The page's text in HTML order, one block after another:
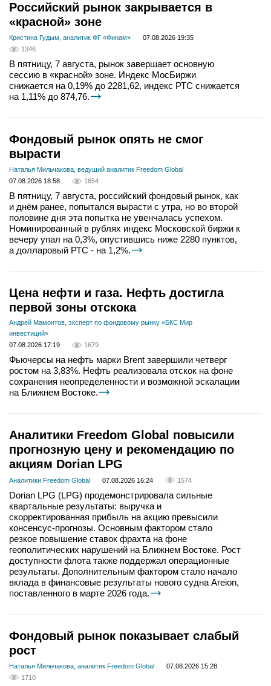
Российский рынок закрывается в
«красной» зоне
Кристина Гудым, аналитик ФГ «Финам»
07.08.2026 19:35
1346
В пятницу, 7 августа, рынок завершает основную
сессию в «красной» зоне. Индекс МосБиржи
снижается на 0,19% до 2281,62, индекс РТС снижается
на 1,11% до 874,76.
Фондовый рынок опять не смог
вырасти
Наталья Мильчакова, ведущий аналитик Freedom Global
07.08.2026 18:58
1654
В пятницу, 7 августа, российский фондовый рынок, как
и днём ранее, попытался вырасти с утра, но во второй
половине дня эта попытка не увенчалась успехом.
Номинированный в рублях индекс Московской биржи к
вечеру упал на 0,3%, опустившись ниже 2280 пунктов,
а долларовый РТС - на 1,2%.
Цена нефти и газа. Нефть достигла
первой зоны отскока
Андрей Мамонтов, эксперт по фондовому рынку «БКС Мир
инвестиций»
07.08.2026 17:19
1679
Фьючерсы на нефть марки Brent завершили четверг
ростом на 3,83%. Нефть реализовала отскок на фоне
сохранения неопределенности и возможной эскалации
на Ближнем Востоке.
Аналитики Freedom Global повысили
прогнозную цену и рекомендацию по
акциям Dorian LPG
Аналитики Freedom Global 07.08.2026 16:24 1574
Dorian LPG (LPG) продемонстрировала сильные
квартальные результаты: выручка и
скорректированная прибыль на акцию превысили
консенсус-прогнозы. Основным фактором стало
резкое повышение ставок фрахта на фоне
геополитических нарушений на Ближнем Востоке. Рост
доступности флота также поддержал операционные
результаты. Дополнительным фактором стало начало
вклада в финансовые результаты нового судна Areion,
поставленного в марте 2026 года.
Фондовый рынок показывает слабый
рост
Наталья Мильчакова, аналитик Freedom Global
07.08.2026 15:28
1710